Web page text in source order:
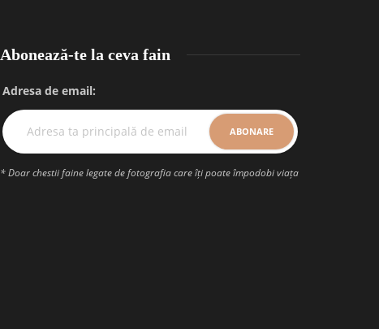
Abonează-te la ceva fain
Adresa de email:
* Doar chestii faine legate de fotografia care îți poate împodobi viața